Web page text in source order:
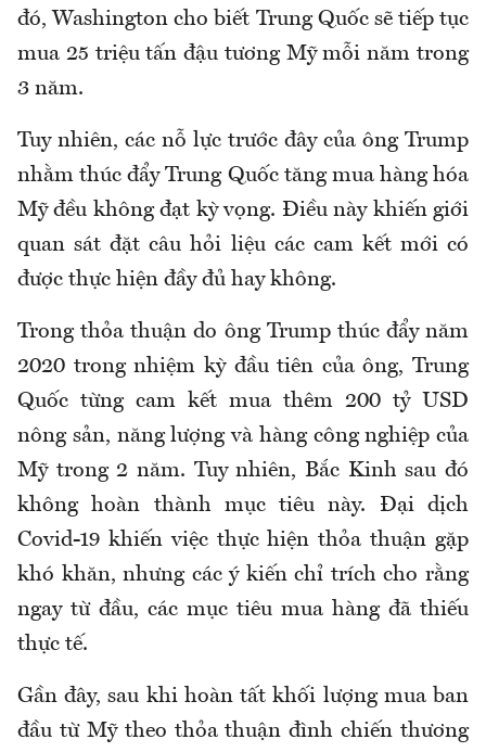
đó, Washington cho biết Trung Quốc sẽ tiếp tục
mua 25 triệu tấn đậu tương Mỹ mỗi năm trong
3 năm.
Tuy nhiên, các nỗ lực trước đây của ông Trump
nhằm thúc đẩy Trung Quốc tăng mua hàng hóa
Mỹ đều không đạt kỳ vọng. Điều này khiến giới
quan sát đặt câu hỏi liệu các cam kết mới có
được thực hiện đầy đủ hay không.
Trong thỏa thuận do ông Trump thúc đẩy năm
2020 trong nhiệm kỳ đầu tiên của ông, Trung
Quốc từng cam kết mua thêm 200 tỷ USD
nông sản, năng lượng và hàng công nghiệp của
Mỹ trong 2 năm. Tuy nhiên, Bắc Kinh sau đó
không hoàn thành mục tiêu này. Đại dịch
Covid-19 khiến việc thực hiện thỏa thuận gặp
khó khăn, nhưng các ý kiến chỉ trích cho rằng
ngay từ đầu, các mục tiêu mua hàng đã thiếu
thực tế.
Gần đây, sau khi hoàn tất khối lượng mua ban
đầu từ Mỹ theo thỏa thuận đình chiến thương